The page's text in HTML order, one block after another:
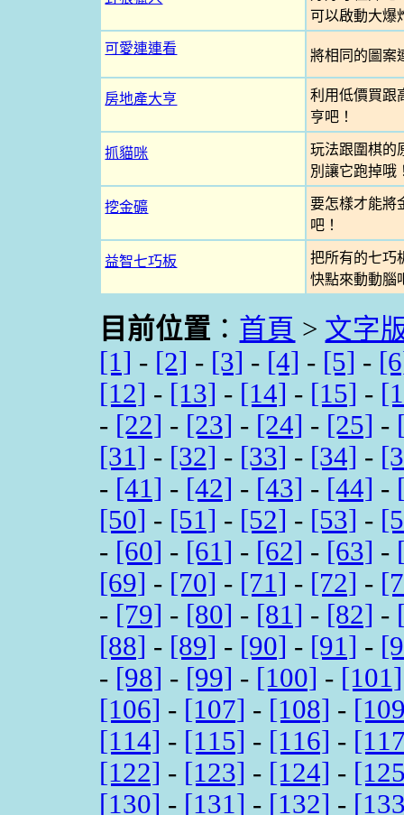
可以啟動大爆
可愛連連看 將相同的圖案
房地產大亨
利用低價買跟
亨吧！
抓貓咪
玩法跟圍棋的
別讓它跑掉哦
挖金礦
要怎樣才能將
吧！
益智七巧板
把所有的七巧
快點來動動腦
目前位置 ： 首頁 > 文字
[1] - [2] - [3] - [4] - [5] -
[12] - [13] - [14] - [15] -
- [22] - [23] - [24] - [25] -
[31] - [32] - [33] - [34] -
- [41] - [42] - [43] - [44] -
[50] - [51] - [52] - [53] -
- [60] - [61] - [62] - [63] -
[69] - [70] - [71] - [72] -
- [79] - [80] - [81] - [82] -
[88] - [89] - [90] - [91] -
- [98] - [99] - [100] - [101]
[106] - [107] - [108] -
[114] - [115] - [116] -
[122] - [123] - [124] -
[130] - [131] - [132] -